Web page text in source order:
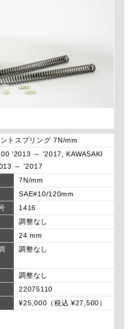
トスプリング 7N/mm
'2013 ～ '2017, KAWASAKI
～ '2017
7N/mm
SAE#10/120mm
1416
調整なし
24 mm
調整なし
調整なし
22075110
¥25,000（税込 ¥27,500）